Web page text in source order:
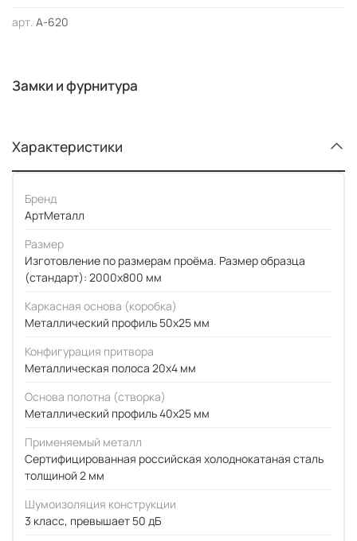
арт. А-620
Замки и фурнитура
Характеристики
Бренд
АртМеталл
Размер
Изготовление по размерам проёма. Размер образца
(стандарт): 2000x800 мм
Каркасная основа (коробка)
Металлический профиль 50x25 мм
Конфигурация притвора
Металлическая полоса 20x4 мм
Основа полотна (створка)
Металлический профиль 40x25 мм
Применяемый металл
Сертифицированная российская холоднокатаная сталь
толщиной 2 мм
Шумоизоляция конструкции
3 класс, превышает 50 дБ